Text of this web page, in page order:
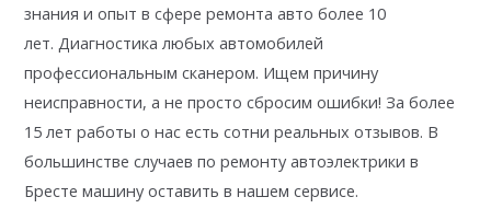
знания и опыт в сфере ремонта авто более 10
лет. Диагностика любых автомобилей
профессиональным сканером. Ищем причину
неисправности, а не просто сбросим ошибки! За более
15 лет работы о нас есть сотни реальных отзывов. В
большинстве случаев по ремонту автоэлектрики в
Бресте машину оставить в нашем сервисе.